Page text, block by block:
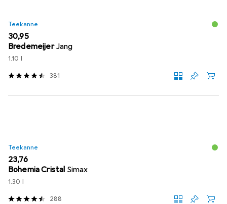
Teekanne
EUR
30,95
Bredemeijer Jang
1.10 l
381
Teekanne
EUR
23,76
Bohemia Cristal Simax
1.30 l
288